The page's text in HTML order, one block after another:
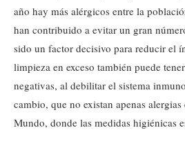
año hay más alérgicos entre la
han contribuido a evitar un gran
sido un factor decisivo para reducir el
limpieza en exceso también puede
negativas, al debilitar el sistema
cambio, que no existan apenas
Mundo, donde las medidas higiénicas